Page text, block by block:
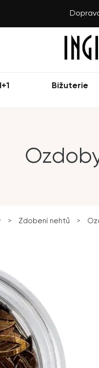
Bižuterie
> Zdobení nehtů >